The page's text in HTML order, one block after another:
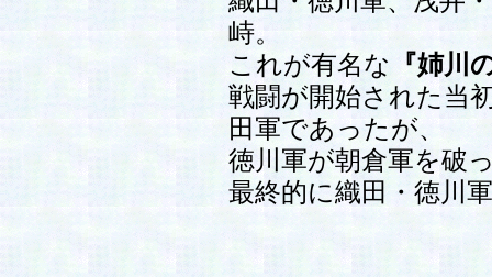
峙。
これが有名な
『姉川
戦闘が開始された当
田軍であったが、
徳川軍が朝倉軍を破
最終的に織田・徳川